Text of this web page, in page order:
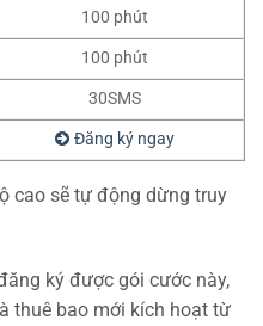
100 phút
100 phút
30SMS
Đăng ký ngay
cao sẽ tự động dừng truy
ký được gói cước này,
thuê bao mới kích hoạt từ